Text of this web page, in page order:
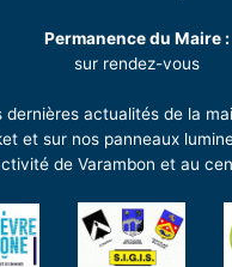
Permanence du Maire :
sur rendez-vous
dernières actualités de la
et sur nos panneaux
de Varambon et au